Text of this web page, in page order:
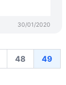
30/01/2020
48 49